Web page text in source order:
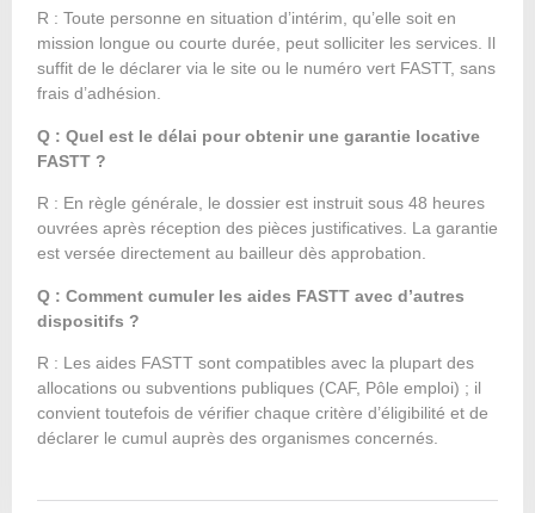
R : Toute personne en situation d’intérim, qu’elle soit en
mission longue ou courte durée, peut solliciter les services. Il
suffit de le déclarer via le site ou le numéro vert FASTT, sans
frais d’adhésion.
Q : Quel est le délai pour obtenir une garantie locative
FASTT ?
R : En règle générale, le dossier est instruit sous 48 heures
ouvrées après réception des pièces justificatives. La garantie
est versée directement au bailleur dès approbation.
Q : Comment cumuler les aides FASTT avec d’autres
dispositifs ?
R : Les aides FASTT sont compatibles avec la plupart des
allocations ou subventions publiques (CAF, Pôle emploi) ; il
convient toutefois de vérifier chaque critère d’éligibilité et de
déclarer le cumul auprès des organismes concernés.